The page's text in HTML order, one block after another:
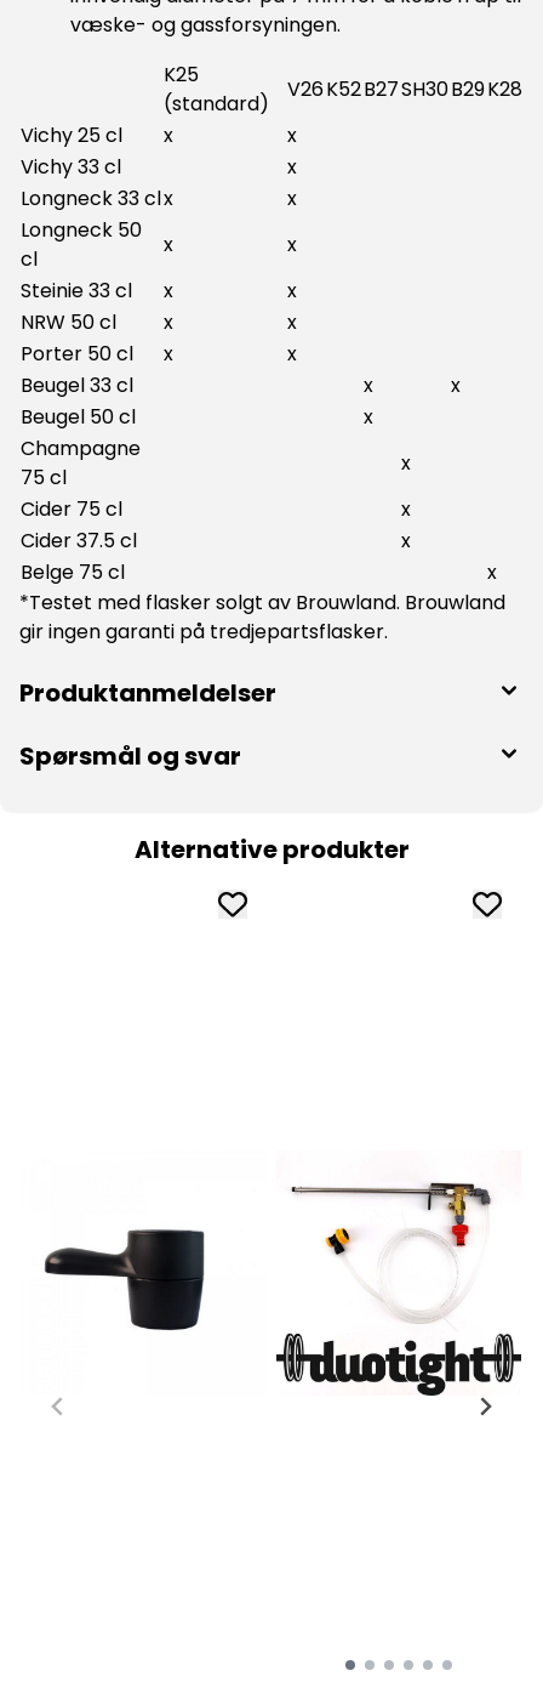
væske- og gassforsyningen.
K25
(standard)
V26K52B27SH30B29K28
Vichy 25 cl
x
x
Vichy 33 cl
x
Longneck 33 clx
x
Longneck 50
cl
x
x
Steinie 33 cl
x
x
NRW 50 cl
x
x
Porter 50 cl
x
x
Beugel 33 cl
x
x
Beugel 50 cl
x
Champagne
75 cl
x
Cider 75 cl
x
Cider 37.5 cl
x
Belge 75 cl
x
*Testet med flasker solgt av Brouwland. Brouwland
gir ingen garanti på tredjepartsflasker.
Produktanmeldelser
Spørsmål og svar
Alternative produkter